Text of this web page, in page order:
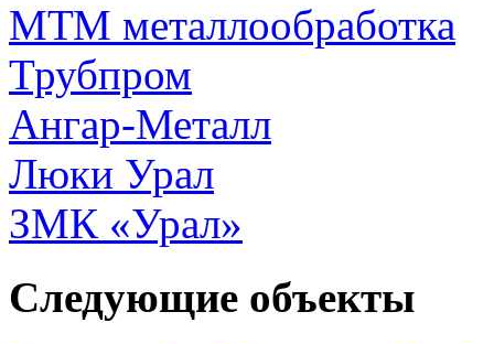
МТМ металлообработка
Трубпром
Ангар-Металл
Люки Урал
ЗМК «Урал»
Следующие объекты